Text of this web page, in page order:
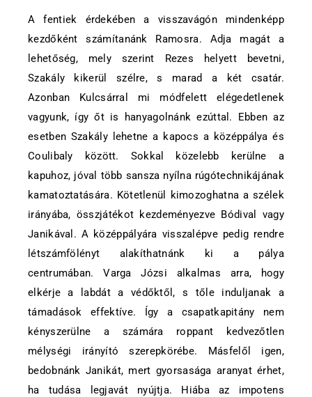
A fentiek érdekében a visszavágón mindenképp
kezdőként számítanánk Ramosra. Adja magát a
lehetőség, mely szerint Rezes helyett bevetni,
Szakály kikerül szélre, s marad a két csatár.
Azonban Kulcsárral mi módfelett elégedetlenek
vagyunk, így őt is hanyagolnánk ezúttal. Ebben az
esetben Szakály lehetne a kapocs a középpálya és
Coulibaly között. Sokkal közelebb kerülne a
kapuhoz, jóval több sansza nyílna rúgótechnikájának
kamatoztatására. Kötetlenül kimozoghatna a szélek
irányába, összjátékot kezdeményezve Bódival vagy
Janikával. A középpályára visszalépve pedig rendre
létszámfölényt alakíthatnánk ki a pálya
centrumában. Varga Józsi alkalmas arra, hogy
elkérje a labdát a védőktől, s tőle induljanak a
támadások effektíve. Így a csapatkapitány nem
kényszerülne a számára roppant kedvezőtlen
mélységi irányító szerepkörébe. Másfelől igen,
bedobnánk Janikát, mert gyorsasága aranyat érhet,
ha tudása legjavát nyújtja. Hiába az impotens